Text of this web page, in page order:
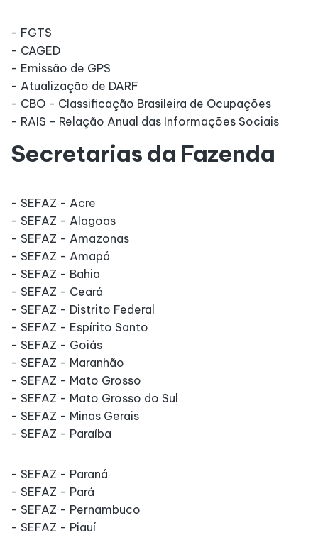
- FGTS
- CAGED
- Emissão de GPS
- Atualização de DARF
- CBO - Classificação Brasileira de Ocupações
- RAIS - Relação Anual das Informações Sociais
Secretarias da Fazenda
- SEFAZ - Acre
- SEFAZ - Alagoas
- SEFAZ - Amazonas
- SEFAZ - Amapá
- SEFAZ - Bahia
- SEFAZ - Ceará
- SEFAZ - Distrito Federal
- SEFAZ - Espírito Santo
- SEFAZ - Goiás
- SEFAZ - Maranhão
- SEFAZ - Mato Grosso
- SEFAZ - Mato Grosso do Sul
- SEFAZ - Minas Gerais
- SEFAZ - Paraíba
- SEFAZ - Paraná
- SEFAZ - Pará
- SEFAZ - Pernambuco
- SEFAZ - Piauí